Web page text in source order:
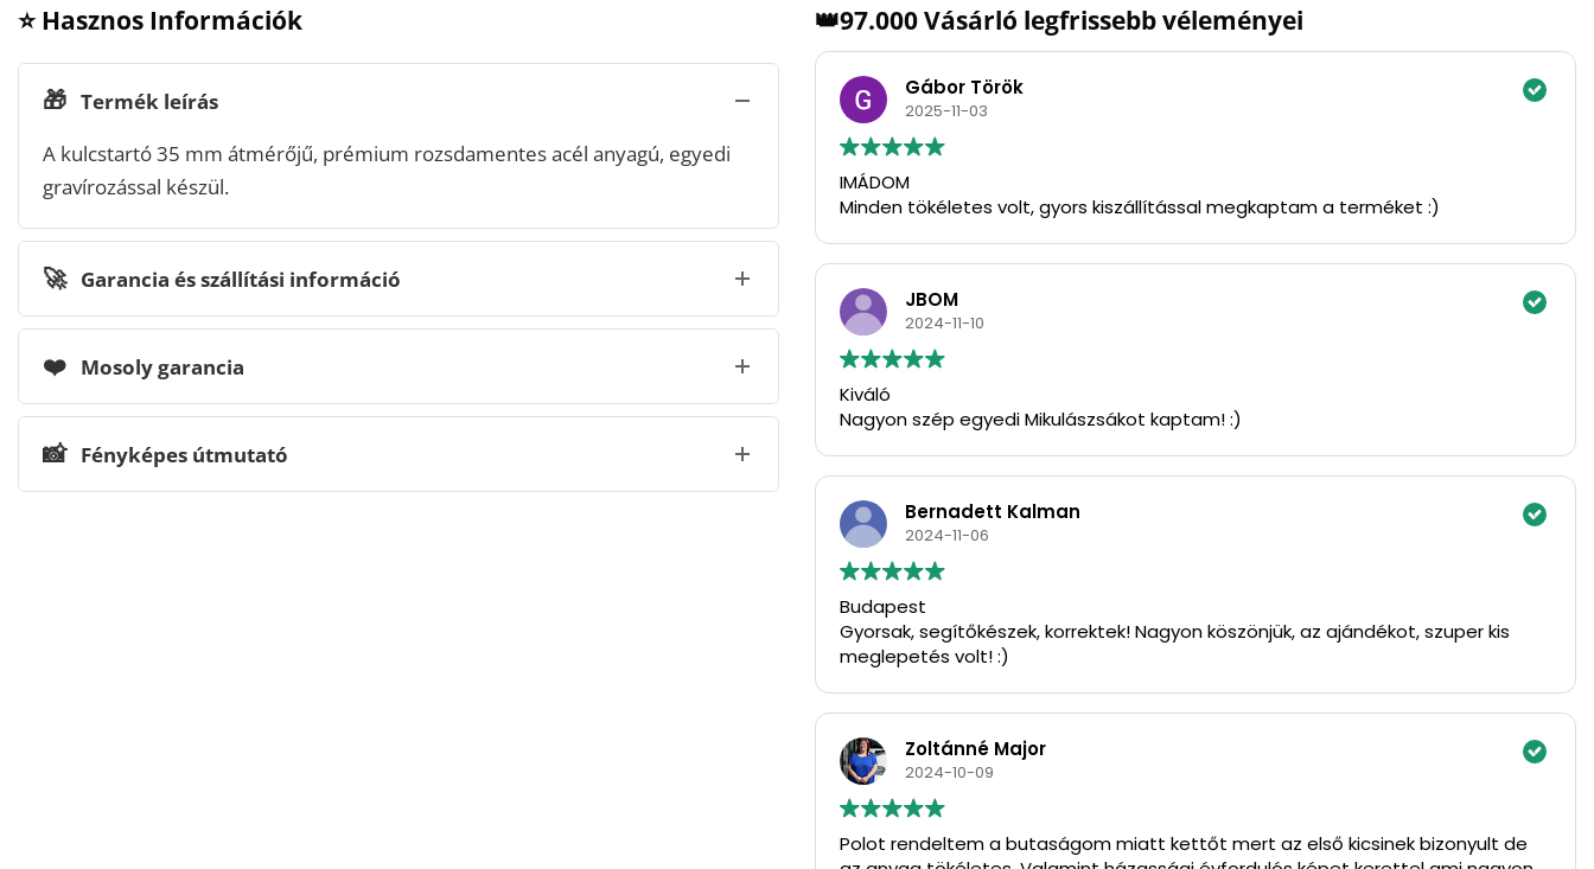
⭐ Hasznos Információk
🎁 Termék leírás
A kulcstartó 35 mm átmérőjű, prémium rozsdamentes acél anyagú, egyedi
gravírozással készül.
🚀 Garancia és szállítási információ
❤️ Mosoly garancia
📸 Fényképes útmutató
👑97.000 Vásárló legfrissebb véleményei
Gábor Török
2025-11-03
IMÁDOM
Minden tökéletes volt, gyors kiszállítással megkaptam a terméket :)
JBOM
2024-11-10
Kiváló
Nagyon szép egyedi Mikulászsákot kaptam! :)
Bernadett Kalman
2024-11-06
Budapest
Gyorsak, segítőkészek, korrektek! Nagyon köszönjük, az ajándékot, szuper kis
meglepetés volt! :)
Zoltánné Major
2024-10-09
Polot rendeltem a butaságom miatt kettőt mert az első kicsinek bizonyult de